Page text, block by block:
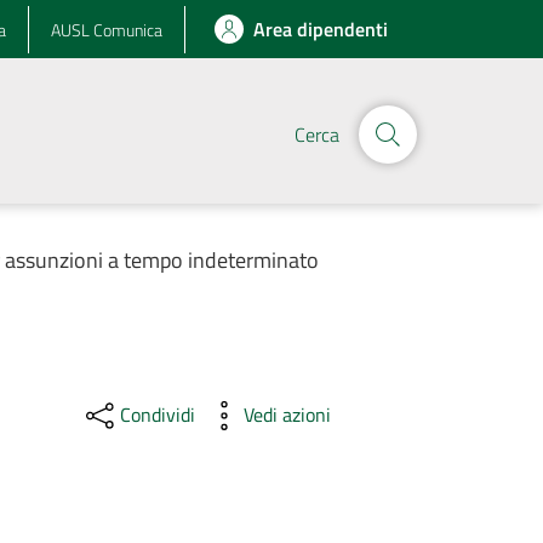
AUSL Comunica Area dipendenti
Cerca
assunzioni a tempo indeterminato
Condividi Vedi azioni